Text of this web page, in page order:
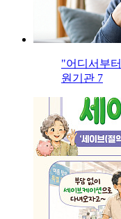
"어디서부
원기관 7